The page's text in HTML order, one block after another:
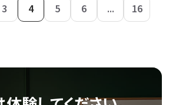
3 4 5 6 ... 16